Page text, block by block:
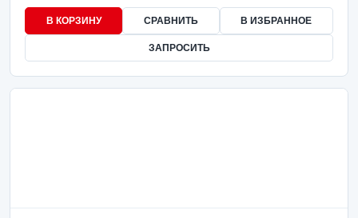
В КОРЗИНУ СРАВНИТЬ В ИЗБРАННОЕ
ЗАПРОСИТЬ